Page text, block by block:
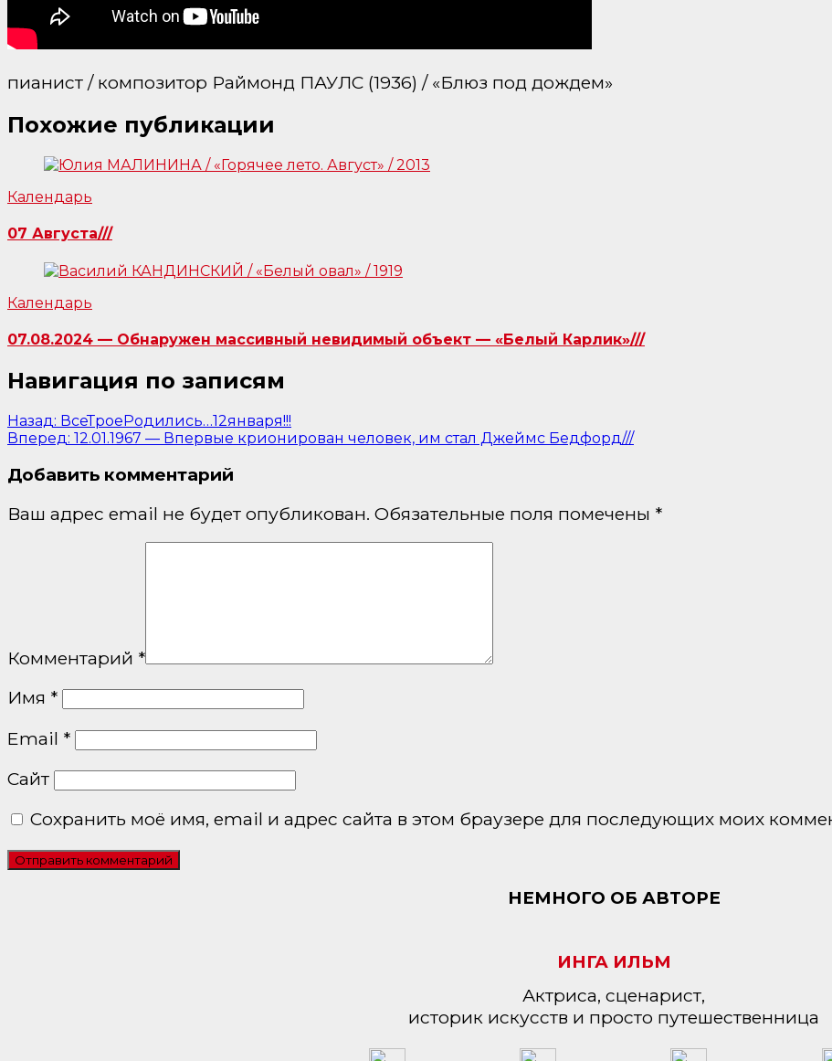
пианист / композитор Раймонд ПАУЛС (1936) / «Блюз под дождем»
Похожие публикации
Календарь
07 Августа///
Календарь
07.08.2024 — Обнаружен массивный невидимый объект — «Белый Карлик»///
Навигация по записям
Назад: ВсеТроеРодились…12января!!!
Вперед: 12.01.1967 — Впервые крионирован человек, им стал Джеймс Бедфорд///
Добавить комментарий
Ваш адрес email не будет опубликован. Обязательные поля помечены *
Комментарий *
Имя *
Email *
Сайт
Сохранить моё имя, email и адрес сайта в этом браузере для последующих моих
НЕМНОГО ОБ АВТОРЕ
ИНГА ИЛЬМ
Актриса, сценарист,
историк искусств и просто путешественница